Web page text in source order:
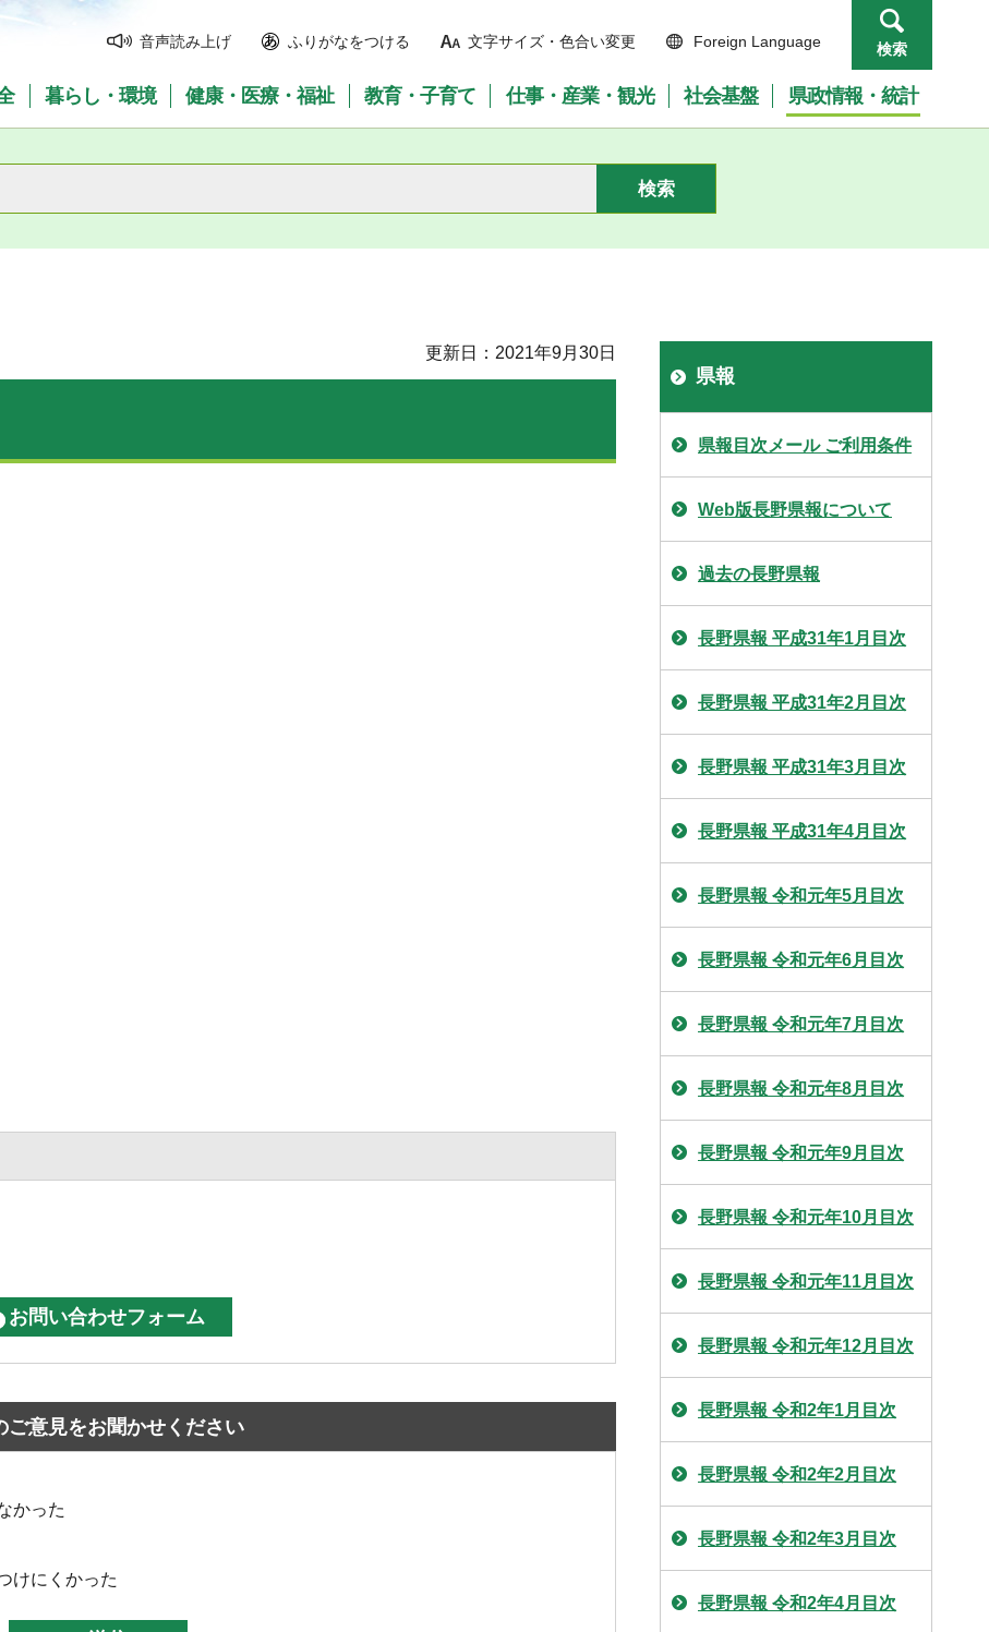
音声読み上げ ふりがなをつける 文字サイズ・色合い変更 Foreign Language 検索
暮らし・環境 健康・医療・福祉 教育・子育て 仕事・産業・観光 社会基盤 県政情報・統計
更新日：2021年9月30日
ご意見をお聞かせください
かった
けにくかった
県報
県報目次メール ご利用条件
Web版長野県報について
過去の長野県報
長野県報 平成31年1月目次
長野県報 平成31年2月目次
長野県報 平成31年3月目次
長野県報 平成31年4月目次
長野県報 令和元年5月目次
長野県報 令和元年6月目次
長野県報 令和元年7月目次
長野県報 令和元年8月目次
長野県報 令和元年9月目次
長野県報 令和元年10月目次
長野県報 令和元年11月目次
長野県報 令和元年12月目次
長野県報 令和2年1月目次
長野県報 令和2年2月目次
長野県報 令和2年3月目次
長野県報 令和2年4月目次